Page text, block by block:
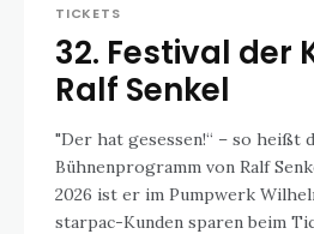
TICKETS
32. Festival der
Ralf Senkel
"Der hat gesessen!“ – so heißt
Bühnenprogramm von Ralf
2026 ist er im Pumpwerk
starpac-Kunden sparen beim